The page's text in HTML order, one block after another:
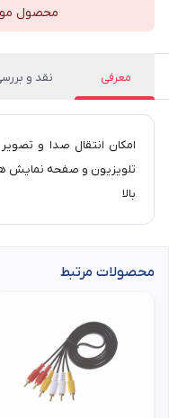
محصول
معرفی نقد و
بالا
محصولات مرتبط